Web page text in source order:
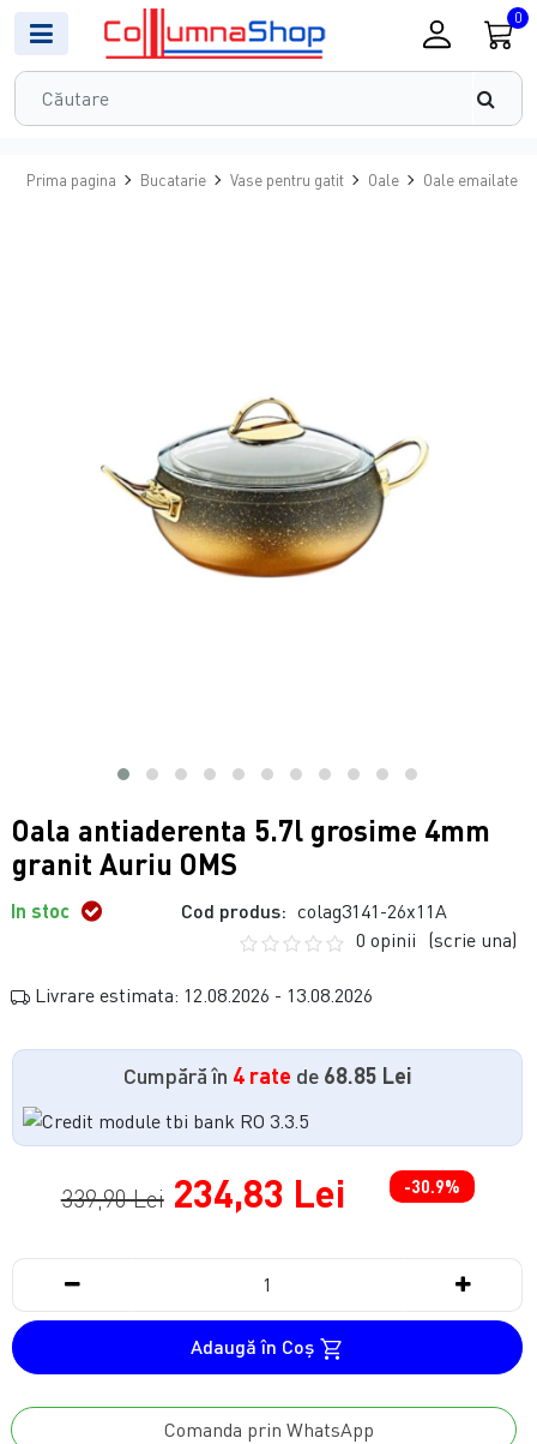
0
Prima pagina Bucatarie Vase pentru gatit Oale Oale emailate
Oala antiaderenta 5.7l grosime 4mm
granit Auriu OMS
In stoc Cod produs: colag3141-26x11A
0 opinii (scrie una)
Livrare estimata: 12.08.2026 - 13.08.2026
Cumpără în 4 rate de 68.85 Lei
339,90 Lei 234,83 Lei -30.9%
Adaugă în Coş
Comanda prin WhatsApp